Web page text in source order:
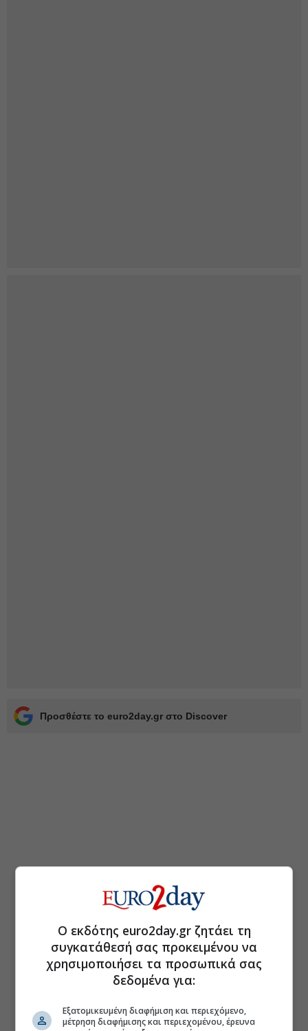
Προσθέστε το euro2day.gr στο Discover
Ο εκδότης euro2day.gr ζητάει τη
συγκατάθεσή σας προκειμένου να
χρησιμοποιήσει τα προσωπικά σας
δεδομένα για:
Εξατομικευμένη διαφήμιση και περιεχόμενο,
μέτρηση διαφήμισης και περιεχομένου, έρευνα